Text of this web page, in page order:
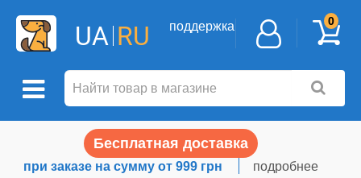
UA RU поддержка 0
Бесплатная доставка
при заказе на сумму от 999 грн подробнее